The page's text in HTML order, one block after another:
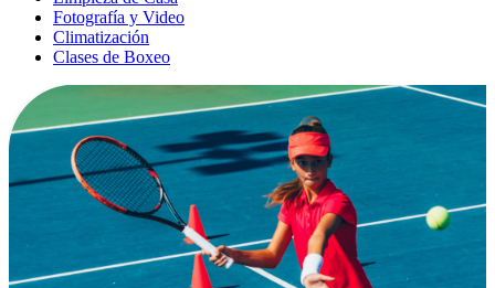
Fotografía y Video
Climatización
Clases de Boxeo